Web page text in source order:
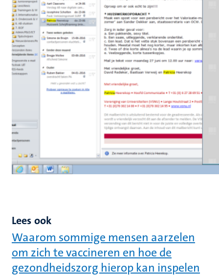
Lees ook
Waarom sommige mensen aarzelen
om zich te vaccineren en hoe de
gezondheidszorg hierop kan inspelen